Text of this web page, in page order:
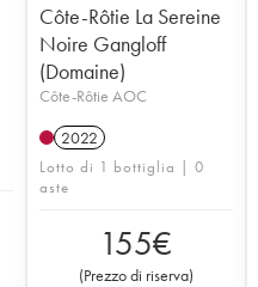
Côte-Rôtie La Sereine
Noire Gangloff
(Domaine)
Côte-Rôtie AOC
2022
Lotto di 1 bottiglia | 0
aste
155€
(Prezzo di riserva)